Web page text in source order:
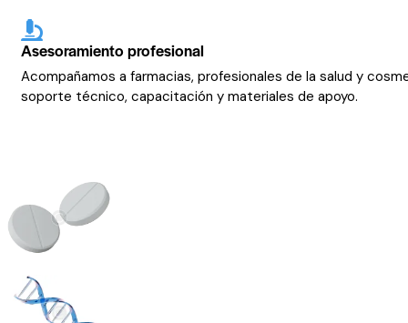
Asesoramiento profesional
Acompañamos a farmacias, profesionales de la salud y
soporte técnico, capacitación y materiales de apoyo.